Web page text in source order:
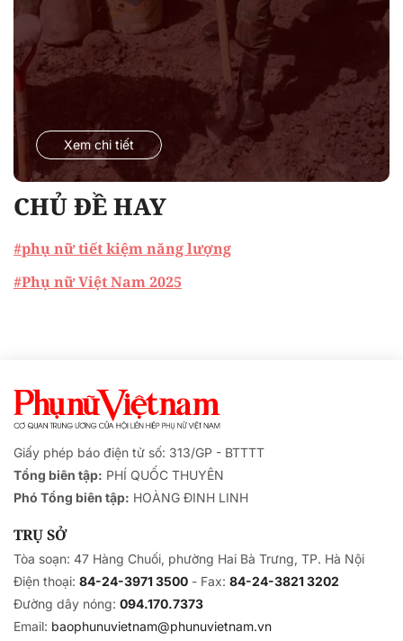
Xem chi tiết
CHỦ ĐỀ HAY
#phụ nữ tiết kiệm năng lượng
#Phụ nữ Việt Nam 2025
Giấy phép báo điện tử số: 313/GP - BTTTT
Tổng biên tập: PHÍ QUỐC THUYÊN
Phó Tổng biên tập: HOÀNG ĐINH LINH
TRỤ SỞ
Tòa soạn: 47 Hàng Chuối, phường Hai Bà Trưng, TP. Hà Nội
Điện thoại: 84-24-3971 3500 - Fax: 84-24-3821 3202
Đường dây nóng: 094.170.7373
Email: baophunuvietnam@phunuvietnam.vn